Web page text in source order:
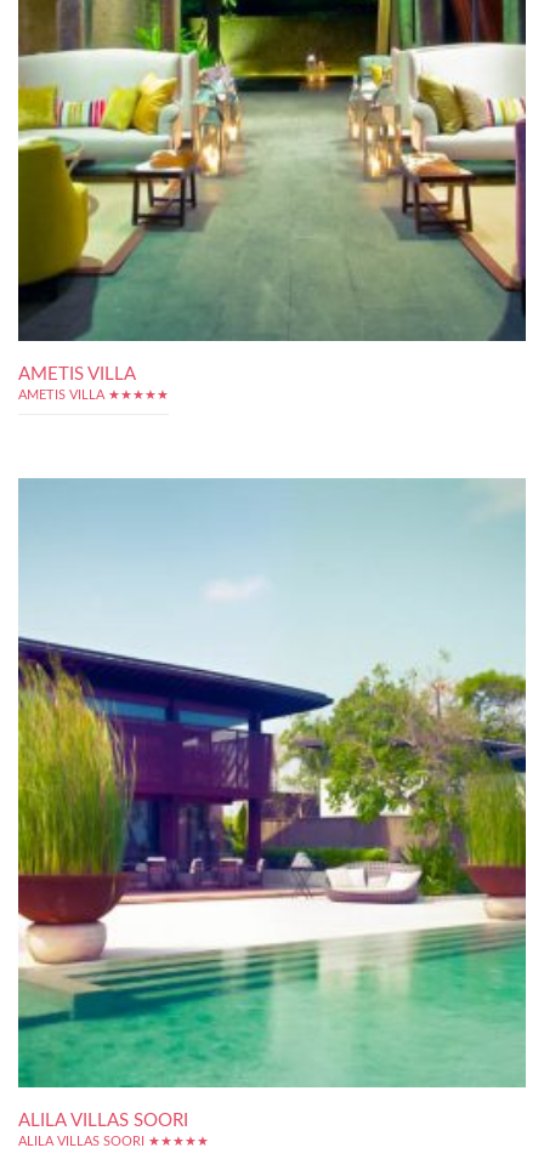
AMETIS VILLA
AMETIS VILLA ★★★★★
ALILA VILLAS SOORI
ALILA VILLAS SOORI ★★★★★